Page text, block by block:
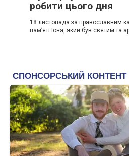
робити цього дня
18 листопада за православним
пам’яті Іона, який був святим та